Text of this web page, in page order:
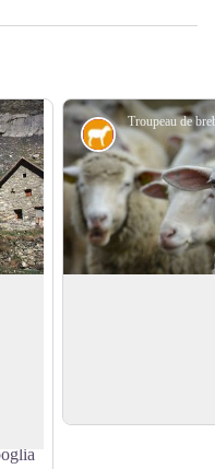
Pastoralismo